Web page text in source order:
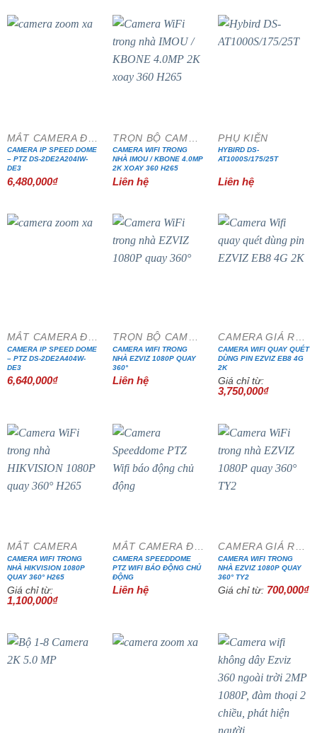
CAMERA IP SPEED DOME
– PTZ DS-2DE2A204IW-
DE3
6,480,000₫
CAMERA WIFI TRONG
NHÀ IMOU / KBONE 4.0MP
2K XOAY 360 H265
Liên hệ
PHỤ KIỆN
HYBIRD DS-
AT1000S/175/25T
Liên hệ
CAMERA IP SPEED DOME
– PTZ DS-2DE2A404W-
DE3
6,640,000₫
CAMERA WIFI TRONG
NHÀ EZVIZ 1080P QUAY
360°
Liên hệ
CAMERA WIFI QUAY QUÉT
DÙNG PIN EZVIZ EB8 4G
2K
Giá chỉ từ:
3,750,000₫
MẮT CAMERA
CAMERA WIFI TRONG
NHÀ HIKVISION 1080P
QUAY 360° H265
Giá chỉ từ:
1,100,000₫
CAMERA SPEEDDOME
PTZ WIFI BÁO ĐỘNG CHỦ
ĐỘNG
Liên hệ
CAMERA WIFI TRONG
NHÀ EZVIZ 1080P QUAY
360° TY2
Giá chỉ từ: 700,000₫